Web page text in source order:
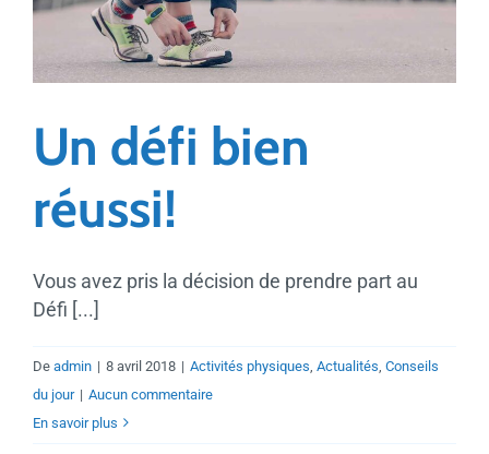
Un défi bien
réussi!
Vous avez pris la décision de prendre part au
Défi [...]
De admin | 8 avril 2018 | Activités physiques Actualités Conseils
du jour | Aucun commentaire
En savoir plus